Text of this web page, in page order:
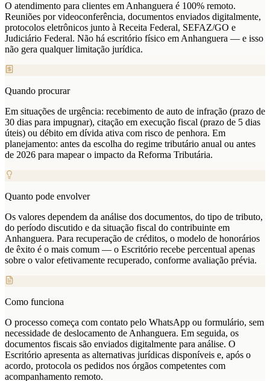
O atendimento para clientes em Anhanguera é 100% remoto.
Reuniões por videoconferência, documentos enviados digitalmente,
protocolos eletrônicos junto à Receita Federal, SEFAZ/GO e
Judiciário Federal. Não há escritório físico em Anhanguera — e isso
não gera qualquer limitação jurídica.
Quando procurar
Em situações de urgência: recebimento de auto de infração (prazo de
30 dias para impugnar), citação em execução fiscal (prazo de 5 dias
úteis) ou débito em dívida ativa com risco de penhora. Em
planejamento: antes da escolha do regime tributário anual ou antes
de 2026 para mapear o impacto da Reforma Tributária.
Quanto pode envolver
Os valores dependem da análise dos documentos, do tipo de tributo,
do período discutido e da situação fiscal do contribuinte em
Anhanguera. Para recuperação de créditos, o modelo de honorários
de êxito é o mais comum — o Escritório recebe percentual apenas
sobre o valor efetivamente recuperado, conforme avaliação prévia.
Como funciona
O processo começa com contato pelo WhatsApp ou formulário, sem
necessidade de deslocamento de Anhanguera. Em seguida, os
documentos fiscais são enviados digitalmente para análise. O
Escritório apresenta as alternativas jurídicas disponíveis e, após o
acordo, protocola os pedidos nos órgãos competentes com
acompanhamento remoto.